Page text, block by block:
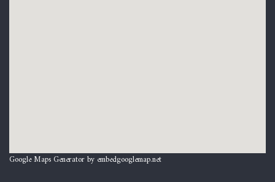
Google Maps Generator by embedgooglemap.net